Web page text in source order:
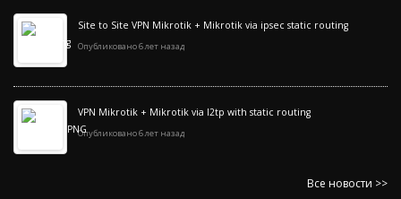
Site to Site VPN Mikrotik + Mikrotik via ipsec static routing
Опубликовано 6 лет назад
VPN Mikrotik + Mikrotik via l2tp with static routing
Опубликовано 6 лет назад
Все новости >>